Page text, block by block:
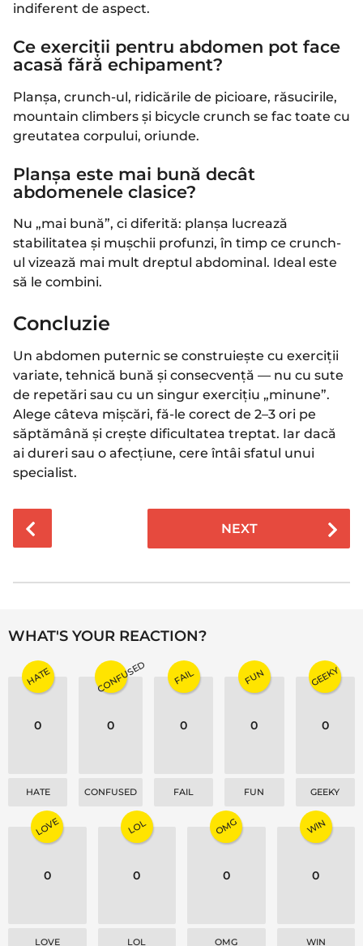
indiferent de aspect.
Ce exerciții pentru abdomen pot face
acasă fără echipament?
Planșa, crunch-ul, ridicările de picioare, răsucirile,
mountain climbers și bicycle crunch se fac toate cu
greutatea corpului, oriunde.
Planșa este mai bună decât
abdomenele clasice?
Nu „mai bună”, ci diferită: planșa lucrează
stabilitatea și mușchii profunzi, în timp ce crunch-
ul vizează mai mult dreptul abdominal. Ideal este
să le combini.
Concluzie
Un abdomen puternic se construiește cu exerciții
variate, tehnică bună și consecvență — nu cu sute
de repetări sau cu un singur exercițiu „minune”.
Alege câteva mișcări, fă-le corect de 2–3 ori pe
săptămână și crește dificultatea treptat. Iar dacă
ai dureri sau o afecțiune, cere întâi sfatul unui
specialist.
o
t
a
g
n
NEXT
WHAT'S YOUR REACTION?
HATE
0
HATE
CONFUSED
0
CONFUSED
FAIL
0
FAIL
FUN
0
FUN
GEEKY
0
GEEKY
LOVE
0
LOVE
LOL
0
LOL
OMG
0
OMG
WIN
0
WIN